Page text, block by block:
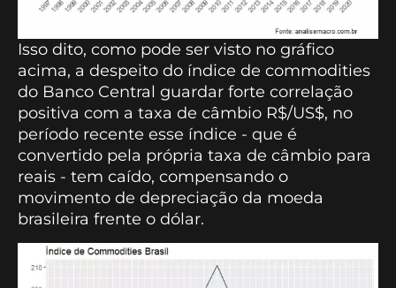
Isso dito, como pode ser visto no gráfico
acima, a despeito do índice de commodities
do Banco Central guardar forte correlação
positiva com a taxa de câmbio R$/US$, no
período recente esse índice - que é
convertido pela própria taxa de câmbio para
reais - tem caído, compensando o
movimento de depreciação da moeda
brasileira frente o dólar.